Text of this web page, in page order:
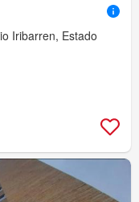
Iribarren, Estado